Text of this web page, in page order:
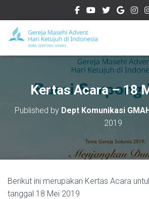
Kertas Acara – 18
Published by Dept Komunikasi
2019
Berikut ini merupakan Kertas Acara
tanggal 18 Mei 2019